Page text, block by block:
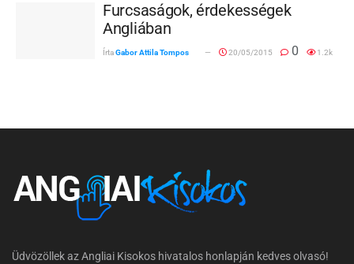
Furcsaságok, érdekességek
Angliában
ÍrtaGabor Attila Tompos 20/05/2015 0 1.2k
Üdvözöllek az Angliai Kisokos hivatalos honlapján kedves olvasó!